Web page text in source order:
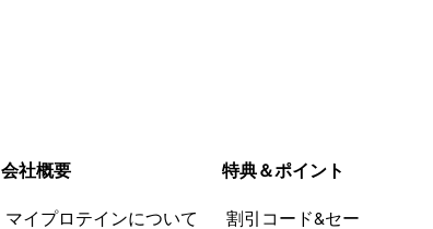
会社概要
マイプロテインについて
特典＆ポイント
割引コード&セー